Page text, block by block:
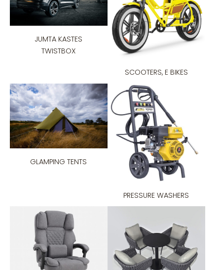
JUMTA KASTES
TWISTBOX
SCOOTERS, E BIKES
GLAMPING TENTS
PRESSURE WASHERS